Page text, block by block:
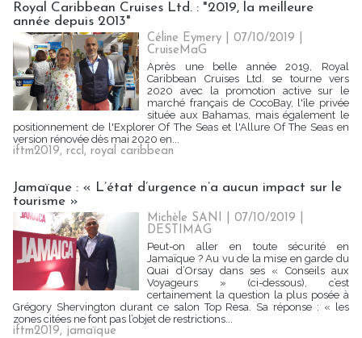
Royal Caribbean Cruises Ltd. : "2019, la meilleure
année depuis 2013"
Céline Eymery | 07/10/2019
CruiseMaG
Après une belle année 2019, Royal
Caribbean Cruises Ltd. se tourne vers
2020 avec la promotion active sur le
marché français de CocoBay, l'île privée
située aux Bahamas, mais également le
positionnement de l'Explorer Of The Seas et l'Allure Of The Seas en
version rénovée dès mai 2020 en...
iftm2019, rccl, royal caribbean
Jamaïque : « L’état d’urgence n’a aucun impact sur le
tourisme »
Michèle SANI | 07/10/2019
DESTIMAG
Peut-on aller en toute sécurité en
Jamaïque ? Au vu de la mise en garde du
Quai d’Orsay dans ses « Conseils aux
Voyageurs » (ci-dessous), c’est
certainement la question la plus posée à
Grégory Shervington durant ce salon Top Resa. Sa réponse : « les
zones citées ne font pas l’objet de restrictions...
iftm2019, jamaïque